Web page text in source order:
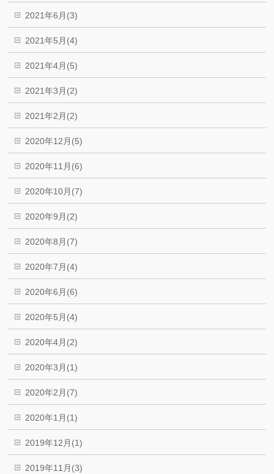
2021年6月(3)
2021年5月(4)
2021年4月(5)
2021年3月(2)
2021年2月(2)
2020年12月(5)
2020年11月(6)
2020年10月(7)
2020年9月(2)
2020年8月(7)
2020年7月(4)
2020年6月(6)
2020年5月(4)
2020年4月(2)
2020年3月(1)
2020年2月(7)
2020年1月(1)
2019年12月(1)
2019年11月(3)